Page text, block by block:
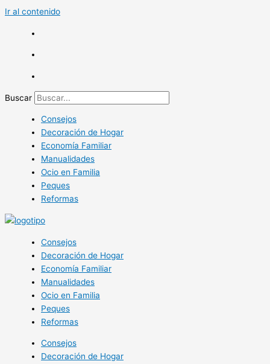
Ir al contenido
Buscar
Consejos
Decoración de Hogar
Economía Familiar
Manualidades
Ocio en Familia
Peques
Reformas
Consejos
Decoración de Hogar
Economía Familiar
Manualidades
Ocio en Familia
Peques
Reformas
Consejos
Decoración de Hogar